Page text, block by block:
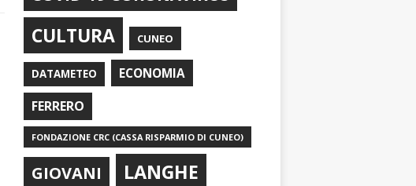
CULTURA CUNEO
DATAMETEO ECONOMIA
FERRERO
FONDAZIONE CRC (CASSA RISPARMIO DI CUNEO)
GIOVANI LANGHE